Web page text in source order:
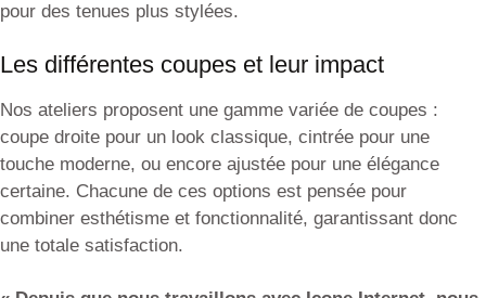
pour des tenues plus stylées.
Les différentes coupes et leur impact
Nos ateliers proposent une gamme variée de coupes :
coupe droite pour un look classique, cintrée pour une
touche moderne, ou encore ajustée pour une élégance
certaine. Chacune de ces options est pensée pour
combiner esthétisme et fonctionnalité, garantissant donc
une totale satisfaction.